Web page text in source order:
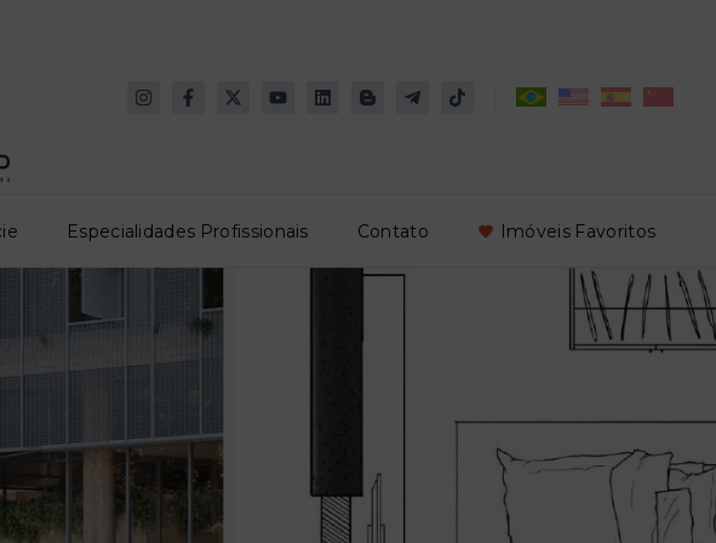
Especialidades Profissionais Contato Imóveis Favoritos